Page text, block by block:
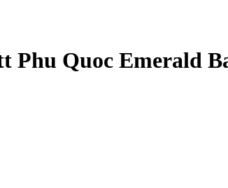
Phu Quoc Emerald